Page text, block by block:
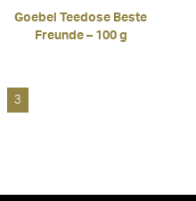
Goebel Teedose Beste
Freunde – 100 g
3